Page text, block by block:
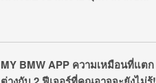
MY BMW APP ความเหมือนที่แตก